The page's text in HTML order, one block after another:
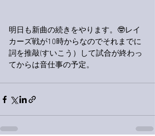
明日も新曲の続きをやります。🤓レイ
カーズ戦が10時からなのでそれまでに
詞を推敲(すいこう）して試合が終わっ
てからは音仕事の予定。